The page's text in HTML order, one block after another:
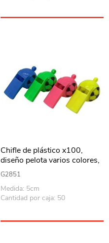
Chifle de plástico x100,
diseño pelota varios colores,
en bolsa
G2851
Medida: 5cm
Cantidad por caja: 50